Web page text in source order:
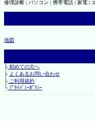
修理診断 | パソコン | 携帯電話 | 家電 |
地図
├初めての方へ
├ よくあるお問い合わせ
├ご利用規約
└ﾌﾟﾗｲﾊﾞｼｰﾎﾟﾘｼｰ